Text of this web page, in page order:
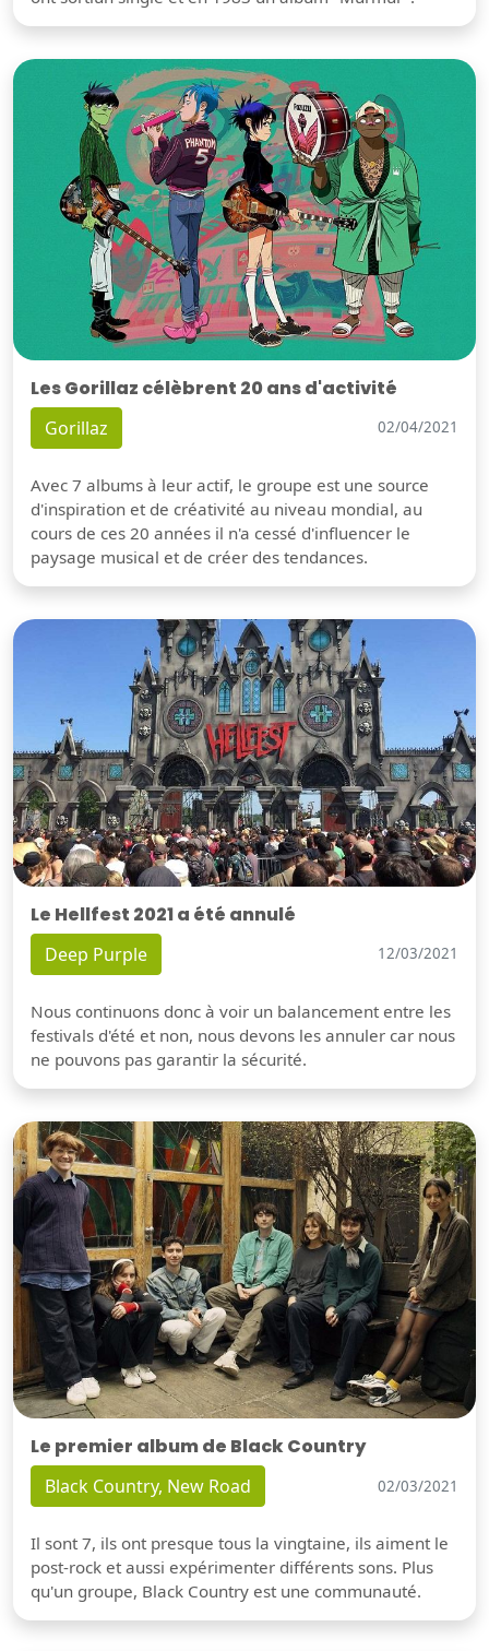
Les Gorillaz célèbrent 20 ans d'activité
Gorillaz 02/04/2021
Avec 7 albums à leur actif, le groupe est une source
d'inspiration et de créativité au niveau mondial, au
cours de ces 20 années il n'a cessé d'influencer le
paysage musical et de créer des tendances.
Le Hellfest 2021 a été annulé
Deep Purple 12/03/2021
Nous continuons donc à voir un balancement entre les
festivals d'été et non, nous devons les annuler car nous
ne pouvons pas garantir la sécurité.
Le premier album de Black Country
Black Country, New Road 02/03/2021
Il sont 7, ils ont presque tous la vingtaine, ils aiment le
post-rock et aussi expérimenter différents sons. Plus
qu'un groupe, Black Country est une communauté.